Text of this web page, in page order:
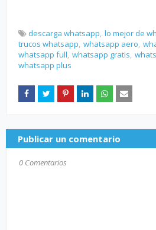
descarga whatsapp lo mejor de
trucos whatsapp whatsapp aero
whatsapp full whatsapp gratis
whatsapp plus
Publicar un comentario
0 Comentarios